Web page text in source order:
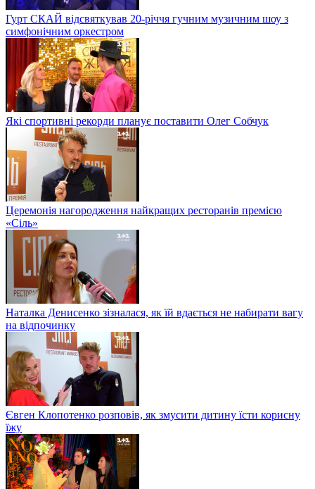
Гурт СКАЙ відсвяткував 20-річчя гучним музичним шоу з
симфонічним оркестром
Які спортивні рекорди планує поставити Олег Собчук
Церемонія нагородження найкращих ресторанів премією
«Сіль»
Наталка Денисенко зізналася, як їй вдається не набирати вагу
на відпочинку
Євген Клопотенко розповів, як змусити дитину їсти корисну
їжу